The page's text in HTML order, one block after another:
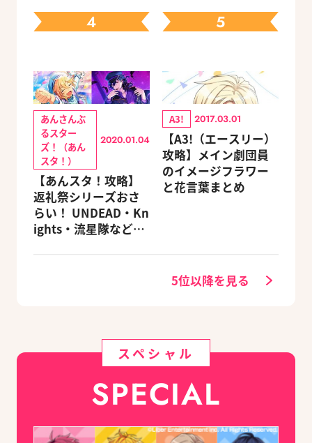
る豪華グッズ付き限
定セットも同時発売
4
あんさんぶ
るスター
ズ！（あん
スタ！）
2020.01.04
【あんスタ！攻略】
返礼祭シリーズおさ
らい！ UNDEAD・Kn
ights・流星隊など、
5
A3! 2017.03.01
【A3!（エースリー）
攻略】メイン劇団員
のイメージフラワー
と花言葉まとめ
5位以降を見る
スペシャル
SPECIAL